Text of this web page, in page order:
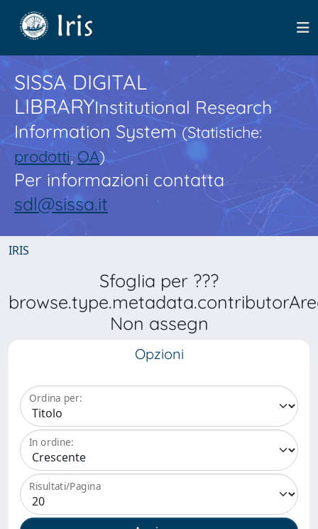
SISSA DIGITAL
LIBRARYInstitutional Research
Information System(Statistiche:
prodotti,OA)
Per informazioni contatta
sdl@sissa.it
IRIS
Sfoglia per ???
Non assegn
Opzioni
Ordina per:
In ordine:
Risultati/Pagina